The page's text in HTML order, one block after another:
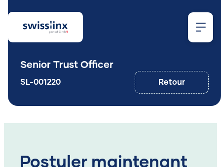
Que
Senior Trust Officer
SL-001220 Retour
Postuler maintenant